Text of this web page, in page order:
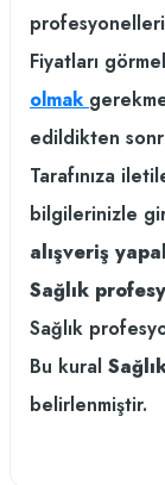
Fiyatları
olmak
edildikten
Tarafınıza
bilgilerinizle
alışveriş
Sağlık
Sağlık
Bu kural
belirlenmiştir.